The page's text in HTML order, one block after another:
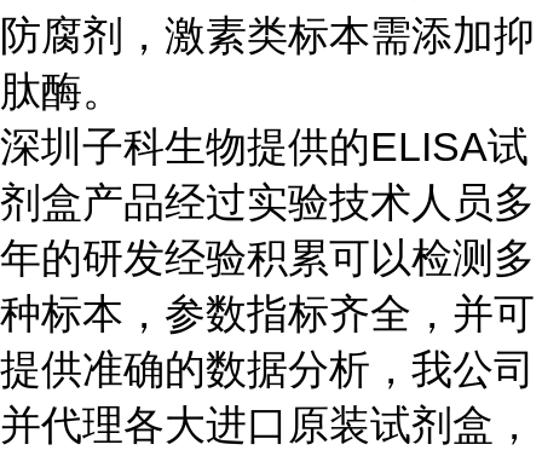
防腐剂，激素类标本需添加抑
肽酶。
深圳子科生物提供的ELISA试
剂盒产品经过实验技术人员多
年的研发经验积累可以检测多
种标本，参数指标齐全，并可
提供准确的数据分析，我公司
并代理各大进口原装试剂盒，